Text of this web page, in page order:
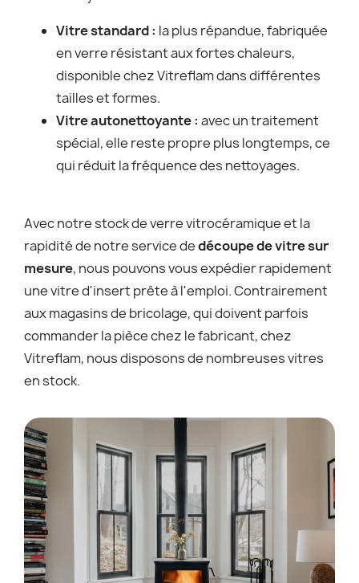
Vitre standard : la plus répandue, fabriquée
en verre résistant aux fortes chaleurs,
disponible chez Vitreflam dans différentes
tailles et formes.
Vitre autonettoyante : avec un traitement
spécial, elle reste propre plus longtemps, ce
qui réduit la fréquence des nettoyages.
Avec notre stock de verre vitrocéramique et la
rapidité de notre service dedécoupe de vitre sur
mesure, nous pouvons vous expédier rapidement
une vitre d'insert prête à l'emploi. Contrairement
aux magasins de bricolage, qui doivent parfois
commander la pièce chez le fabricant, chez
Vitreflam, nous disposons de nombreuses vitres
en stock.